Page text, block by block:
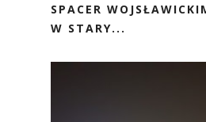
SPACER
W STARY...